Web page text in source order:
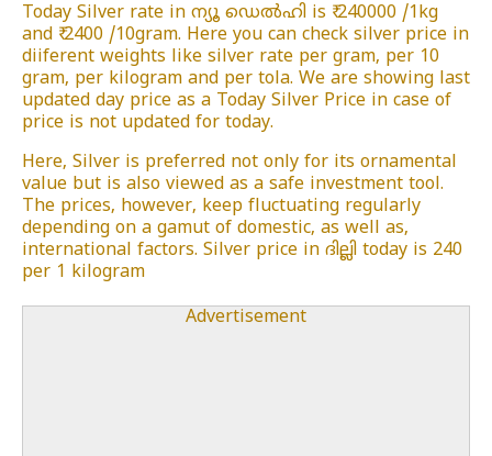
Today Silver rate in ന്യൂ ഡെൽഹി is ₹ 240000 /1kg
and ₹ 2400 /10gram. Here you can check silver price in
diiferent weights like silver rate per gram, per 10
gram, per kilogram and per tola. We are showing last
updated day price as a Today Silver Price in case of
price is not updated for today.
Here, Silver is preferred not only for its ornamental
value but is also viewed as a safe investment tool.
The prices, however, keep fluctuating regularly
depending on a gamut of domestic, as well as,
international factors. Silver price in ദില്ലി today is 240
per 1 kilogram
Advertisement